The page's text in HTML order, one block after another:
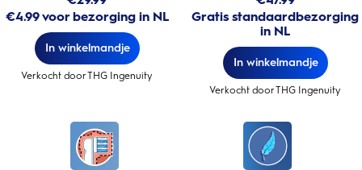
€4.99 voor bezorging in NL
In winkelmandje
Verkocht door THG Ingenuity
Gratis standaardbezorging
in NL
In winkelmandje
Verkocht door THG Ingenuity